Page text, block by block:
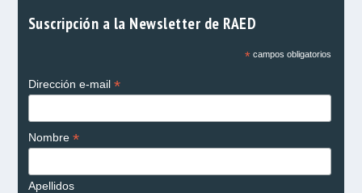
Suscripción a la Newsletter de RAED
*campos obligatorios
Dirección e-mail *
Nombre *
Apellidos